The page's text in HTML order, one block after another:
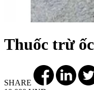
Thuốc trừ
SHARE